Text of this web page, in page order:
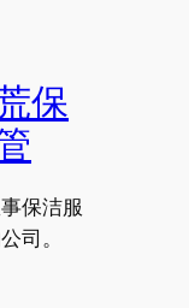
保
保洁服
司。